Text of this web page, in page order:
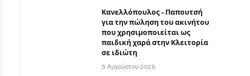
Κανελλόπουλος – Παπουτσή
για την πώληση του ακινήτου
που χρησιμοποιείται ως
παιδική χαρά στην Κλειτορία
σε ιδιώτη
5 Αυγούστου 2026